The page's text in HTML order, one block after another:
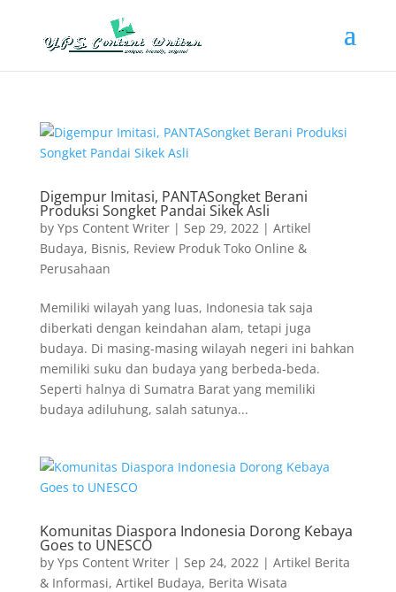
Digempur Imitasi, PANTASongket Berani
Produksi Songket Pandai Sikek Asli
by Yps Content Writer| Sep 29, 2022| Artikel
Budaya, Bisnis, Review Produk Toko Online &
Perusahaan
Memiliki wilayah yang luas, Indonesia tak saja
diberkati dengan keindahan alam, tetapi juga
budaya. Di masing-masing wilayah negeri ini bahkan
memiliki suku dan budaya yang berbeda-beda.
Seperti halnya di Sumatra Barat yang memiliki
budaya adiluhung, salah satunya...
Komunitas Diaspora Indonesia Dorong Kebaya
Goes to UNESCO
by Yps Content Writer| Sep 24, 2022| Artikel Berita
& Informasi, Artikel Budaya, Berita Wisata